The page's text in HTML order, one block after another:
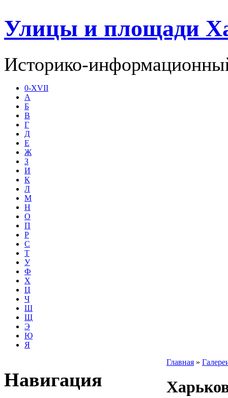
Улицы и площади
Историко-
0-XVII
А
Б
В
Г
Д
Е
Ж
З
И
К
Л
М
Н
О
П
Р
С
Т
У
Ф
Х
Ц
Ч
Ш
Щ
Э
Ю
Я
Навигация
Главная »